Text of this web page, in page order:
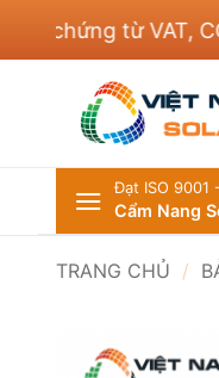
từ VAT, CO,
Đạt ISO 9001
Cẩm Nang
TRANG CHỦ /